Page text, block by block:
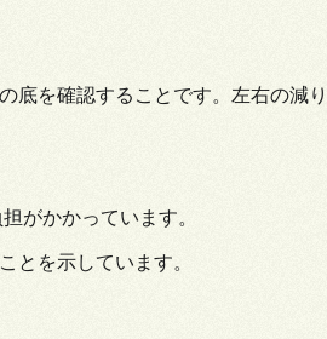
底を確認することです。左右の減
がかかっています。
とを示しています。